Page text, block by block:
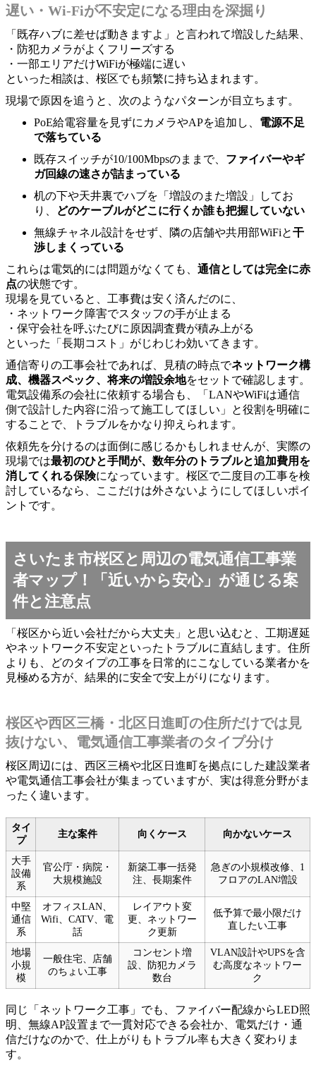
遅い・Wi‑Fiが不安定になる理由を深掘り
「既存ハブに差せば動きますよ」と言われて増設した結果、
・防犯カメラがよくフリーズする
・一部エリアだけWiFiが極端に遅い
といった相談は、桜区でも頻繁に持ち込まれます。
現場で原因を追うと、次のようなパターンが目立ちます。
PoE給電容量を見ずにカメラやAPを追加し、 電源不足
で落ちている
既存スイッチが10/100Mbpsのままで、 ファイバーやギ
ガ回線の速さが詰まっている
机の下や天井裏でハブを「増設のまた増設」してお
り、
どのケーブルがどこに行くか誰も把握していない
無線チャネル設計をせず、隣の店舗や共用部WiFiと干
渉しまくっている
これらは電気的には問題がなくても、 通信としては完全に赤
点の状態です。
現場を見ていると、工事費は安く済んだのに、
・ネットワーク障害でスタッフの手が止まる
・保守会社を呼ぶたびに原因調査費が積み上がる
といった「長期コスト」がじわじわ効いてきます。
通信寄りの工事会社であれば、見積の時点でネットワーク構
成、機器スペック、将来の増設余地をセットで確認します。
電気設備系の会社に依頼する場合も、「LANやWiFiは通信
側で設計した内容に沿って施工してほしい」と役割を明確に
することで、トラブルをかなり抑えられます。
依頼先を分けるのは面倒に感じるかもしれませんが、実際の
現場では最初のひと手間が、数年分のトラブルと追加費用を
消してくれる保険になっています。桜区で二度目の工事を検
討しているなら、ここだけは外さないようにしてほしいポイ
ントです。
さいたま市桜区と周辺の電気通信工事業
者マップ！「近いから安心」が通じる案
件と注意点
「桜区から近い会社だから大丈夫」と思い込むと、工期遅延
やネットワーク不安定といったトラブルに直結します。住所
よりも、どのタイプの工事を日常的にこなしている業者かを
見極める方が、結果的に安全で安上がりになります。
桜区や西区三橋・北区日進町の住所だけでは見
抜けない、電気通信工事業者のタイプ分け
桜区周辺には、西区三橋や北区日進町を拠点にした建設業者
や電気通信工事会社が集まっていますが、実は得意分野がま
ったく違います。
タイ
プ
主な案件 向くケース 向かないケース
大手
設備
系
官公庁・病院・
大規模施設
新築工事一括発
注、長期案件
急ぎの小規模改修、1
フロアのLAN増設
中堅
通信
系
オフィスLAN、
Wifi、CATV、電
話
レイアウト変
更、ネットワー
ク更新
低予算で最小限だけ
直したい工事
地場
小規
模
一般住宅、店舗
のちょい工事
コンセント増
設、防犯カメラ
数台
VLAN設計やUPSを含
む高度なネットワー
ク
同じ「ネットワーク工事」でも、ファイバー配線からLED照
明、無線AP設置まで一貫対応できる会社か、電気だけ・通
信だけなのかで、仕上がりもトラブル率も大きく変わりま
す。